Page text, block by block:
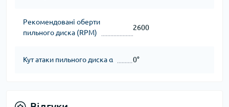
Рекомендовані оберти
пильного диска (RPM)
2600
Кут атаки пильного диска α 0°